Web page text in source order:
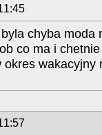
chyba moda
co ma i
okres wakacyjny